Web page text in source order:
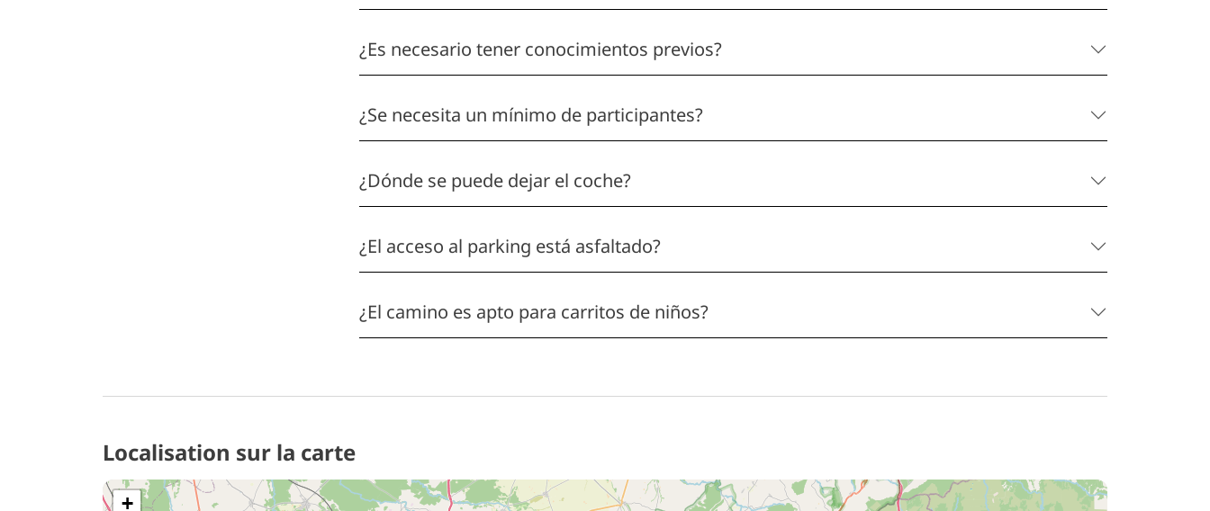
¿Es necesario tener conocimientos previos?
¿Se necesita un mínimo de participantes?
¿Dónde se puede dejar el coche?
¿El acceso al parking está asfaltado?
¿El camino es apto para carritos de niños?
Localisation sur la carte
+